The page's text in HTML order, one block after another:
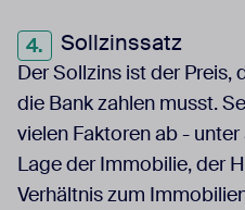
Sollzinssatz
Der Sollzins ist der Preis,
die Bank zahlen musst.
vielen Faktoren ab -
Lage der Immobilie, der
Verhältnis zum